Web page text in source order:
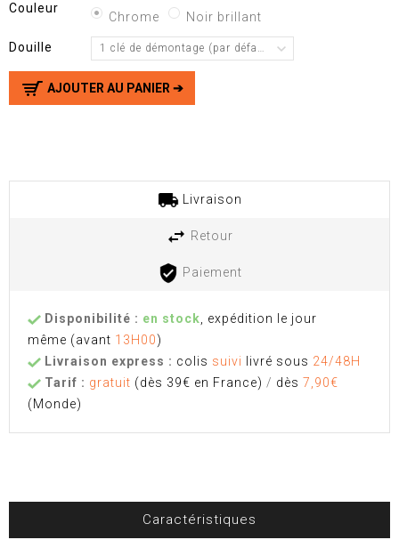
Couleur
Chrome Noir brillant
Douille 1 clé de démontage (par défaut)
AJOUTER AU PANIER ➔
Livraison
Retour
Paiement
Disponibilité : en stock, expédition le jour
même (avant 13H00)
Livraison express : colis suivi livré sous 24/48H
Tarif : gratuit (dès 39€ en France) / dès 7,90€
(Monde)
Caractéristiques